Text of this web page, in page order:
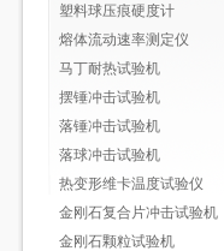
塑料球压痕硬度计
熔体流动速率测定仪
马丁耐热试验机
摆锤冲击试验机
落锤冲击试验机
落球冲击试验机
热变形维卡温度试验仪
金刚石复合片冲击试验机
金刚石颗粒试验机